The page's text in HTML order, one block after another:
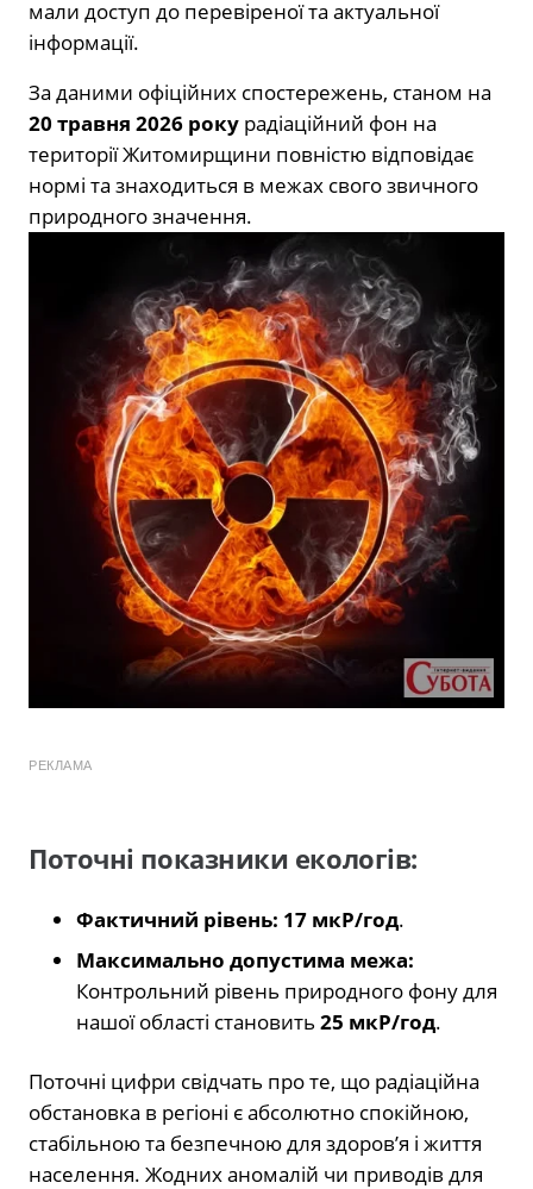
мали доступ до перевіреної та актуальної
інформації.
За даними офіційних спостережень, станом на
20 травня 2026 року радіаційний фон на
території Житомирщини повністю відповідає
нормі та знаходиться в межах свого звичного
природного значення.
РЕКЛАМА
Поточні показники екологів:
Фактичний рівень: 17 мкР/год.
Максимально допустима межа:
Контрольний рівень природного фону для
нашої області становить 25 мкР/год.
Поточні цифри свідчать про те, що радіаційна
обстановка в регіоні є абсолютно спокійною,
стабільною та безпечною для здоров’я і життя
населення. Жодних аномалій чи приводів для